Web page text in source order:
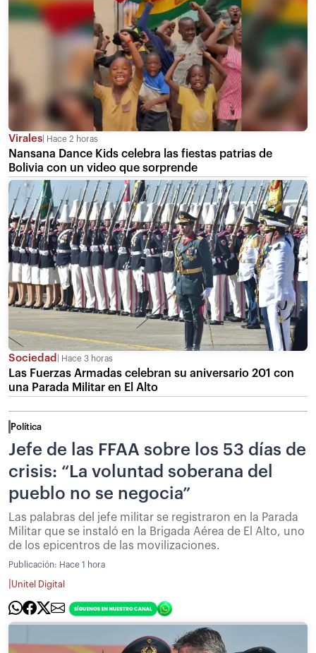
Virales Hace 2 horas
Nansana Dance Kids celebra las fiestas patrias de
Bolivia con un video que sorprende
Sociedad Hace 3 horas
Las Fuerzas Armadas celebran su aniversario 201 con
una Parada Militar en El Alto
Política
Jefe de las FFAA sobre los 53 días de
crisis: “La voluntad soberana del
pueblo no se negocia”
Las palabras del jefe militar se registraron en la Parada
Militar que se instaló en la Brigada Aérea de El Alto, uno
de los epicentros de las movilizaciones.
Publicación: Hace 1 hora
Unitel Digital